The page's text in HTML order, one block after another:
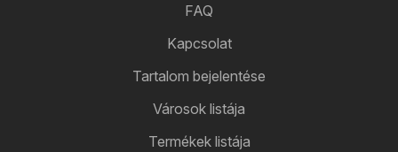
FAQ
Kapcsolat
Tartalom bejelentése
Városok listája
Termékek listája